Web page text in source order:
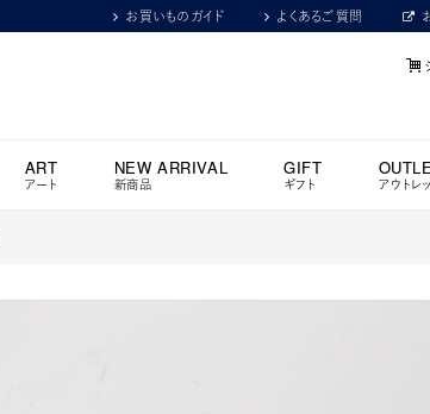
お買いものガイド よくあるご質問
ART
アート
NEW ARRIVAL
新商品
GIFT
ギフト アウトレ